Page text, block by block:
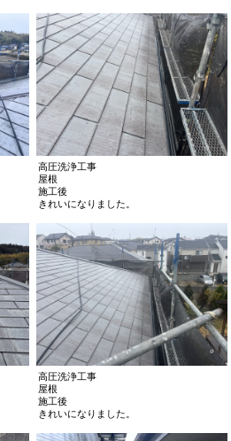
高圧洗浄工事
屋根
施工後
きれいになりました。
高圧洗浄工事
屋根
施工後
きれいになりました。